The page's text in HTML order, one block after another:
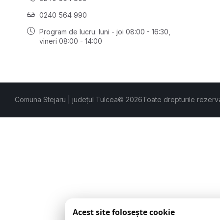
0240 564 990
Program de lucru: luni - joi 08:00 - 16:30,
vineri 08:00 - 14:00
Comuna Stejaru | județul Tulcea© 2026Toate drepturile
Acest site folosește cookie